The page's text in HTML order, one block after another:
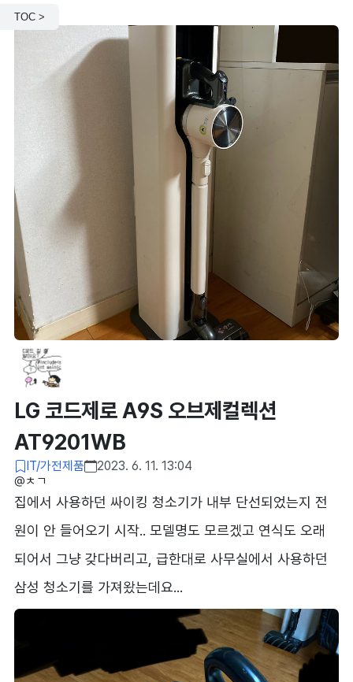
LG 코드제로 A9S 오브제컬렉션
AT9201WB
IT/가전제품
2023. 6. 11. 13:04
@ㅊㄱ​
TOC >
집에서 사용하던 싸이킹 청소기가 내부 단선되었는지 전
원이 안 들어오기 시작.. 모델명도 모르겠고 연식도 오래
되어서 그냥 갖다버리고, 급한대로 사무실에서 사용하던
삼성 청소기를 가져왔는데요...